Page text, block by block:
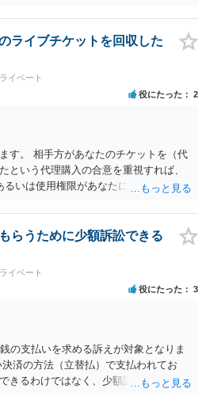
の住所で訴状を作成提出し、裁判所に
せると（訴状の記載内容から明らかな
弁護士に事前連絡し、引き続き訴訟も
任の意志が明らかになったところで、
、代理人に訴状の受領を促すこともあ
か証拠がないと、実際の本人性が明ら
護士（２０万円の請求で代理人弁護士
が）も住所は明らかにしないでしょ
先などの情報）から、相手の住所等の
ように思えます。 以上、ご参考まで。
ライブチケットを回収した
イベート
役にたった 2
す。 相手方があなたのチケットを（代
という代理購入の合意を重視すれば、
いは使用権限があなたにあり、チケッ
は「相手方と一緒に行く」という合意
ことができません。こちらを重視すれ
り「一緒に行く」という結果の実現に
然にチケットを引き渡すべきといえる
べきとするのが当事者の合理的意思に
判断に傾くことになると思います。 例
である場合、交際を解消した2人が当日
いという心理が働くことも無理からぬ
エリア指定のアリーナ席であれば隣り
ませんし、そのチケットが入手困難で
ば、判断は変わってくるかもしれませ
売防止法に規定する特定興行入場券に
らうために少額訴訟できる
イベート
役にたった 3
の支払いを求める訴えが対象となりま
済の方法（立替払）で支払われてお
きるわけではなく、少額訴訟は使えな